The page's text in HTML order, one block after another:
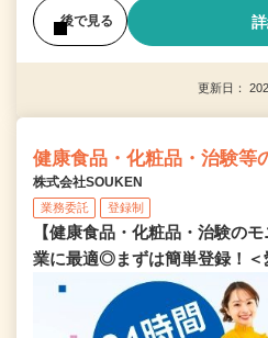
後で見る
更新日：
健康食品・化粧品・治験等
株式会社SOUKEN
業務委託 登録制
【健康食品・化粧品・治験の
業に最適◎まずは簡単登録！＜